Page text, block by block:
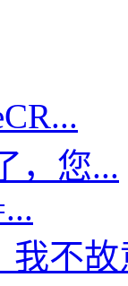
，您...
我不故